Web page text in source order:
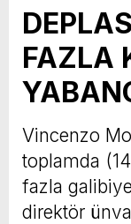
FAZLA
Vincenzo
toplamda
fazla
direktör